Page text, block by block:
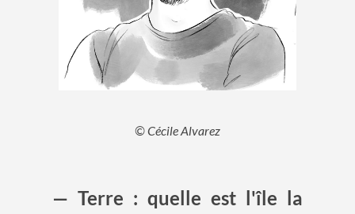
© Cécile Alvarez
— Terre : quelle est l'île la